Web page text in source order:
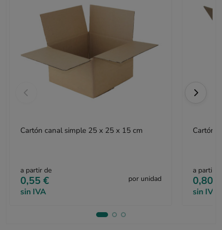
Cartón canal simple 25 x 25 x 15 cm
a partir de
0,55 €
sin IVA
por unidad
Cartón
a partir
0,80 €
sin IVA